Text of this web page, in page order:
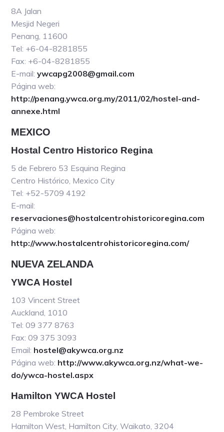
8A Jalan
Mesjid Negeri
Penang, 11600
Tel: +6-04-8281855
Fax: +6-04-8281855
E-mail:ywcapg2008@gmail.com
Página web:
http://penang.ywca.org.my/2011/02/hostel-and-
annexe.html
MEXICO
Hostal Centro Historico Regina
5 de Febrero 53 Esquina Regina
Centro Histórico, Mexico City
Tel: +52-5709 4192
E-mail:
reservaciones@hostalcentrohistoricoregina.com
Página web:
http://www.hostalcentrohistoricoregina.com/
NUEVA ZELANDA
YWCA Hostel
103 Vincent Street
Auckland, 1010
Tel: 09 377 8763
Fax: 09 375 3093
Email: hostel@akywca.org.nz
Página web: http://www.akywca.org.nz/what-we-
do/ywca-hostel.aspx
Hamilton YWCA Hostel
28 Pembroke Street
Hamilton West, Hamilton City, Waikato, 3204